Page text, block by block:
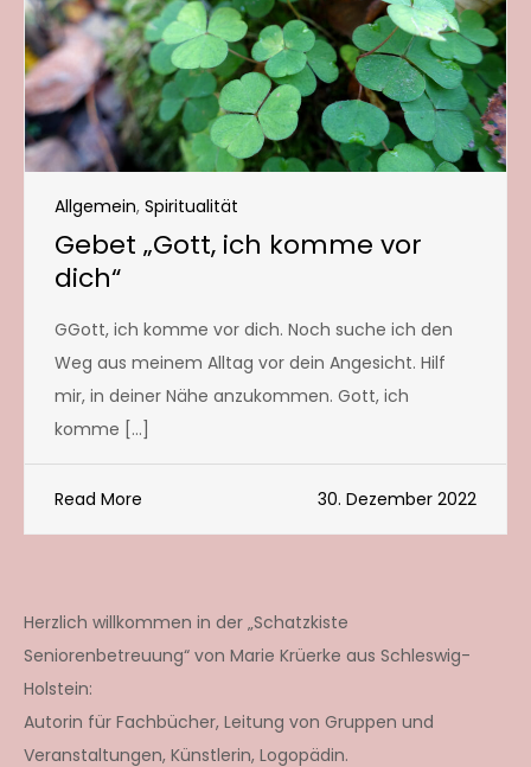
Allgemein, Spiritualität
Gebet „Gott, ich komme vor
dich“
GGott, ich komme vor dich. Noch suche ich den
Weg aus meinem Alltag vor dein Angesicht. Hilf
mir, in deiner Nähe anzukommen. Gott, ich
komme […]
Read More 30. Dezember 2022
Herzlich willkommen in der „Schatzkiste
Seniorenbetreuung“ von Marie Krüerke aus Schleswig-
Holstein:
Autorin für Fachbücher, Leitung von Gruppen und
Veranstaltungen, Künstlerin, Logopädin.